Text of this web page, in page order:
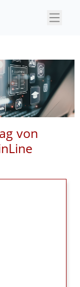
×
von